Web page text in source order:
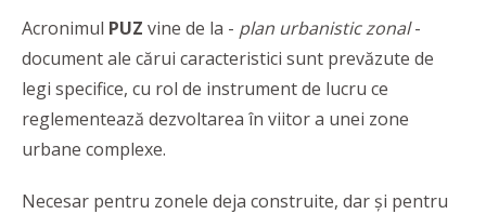
Acronimul PUZ vine de la - plan urbanistic zonal-
document ale cărui caracteristici sunt prevăzute de
legi specifice, cu rol de instrument de lucru ce
reglementează dezvoltarea în viitor a unei zone
urbane complexe.
Necesar pentru zonele deja construite, dar și pentru